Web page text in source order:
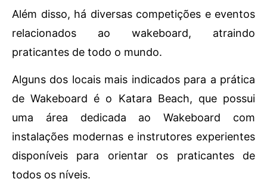
Além disso, há diversas competições e eventos
relacionados ao wakeboard, atraindo
praticantes de todo o mundo.
Alguns dos locais mais indicados para a prática
de Wakeboard é o Katara Beach, que possui
uma área dedicada ao Wakeboard com
instalações modernas e instrutores experientes
disponíveis para orientar os praticantes de
todos os níveis.